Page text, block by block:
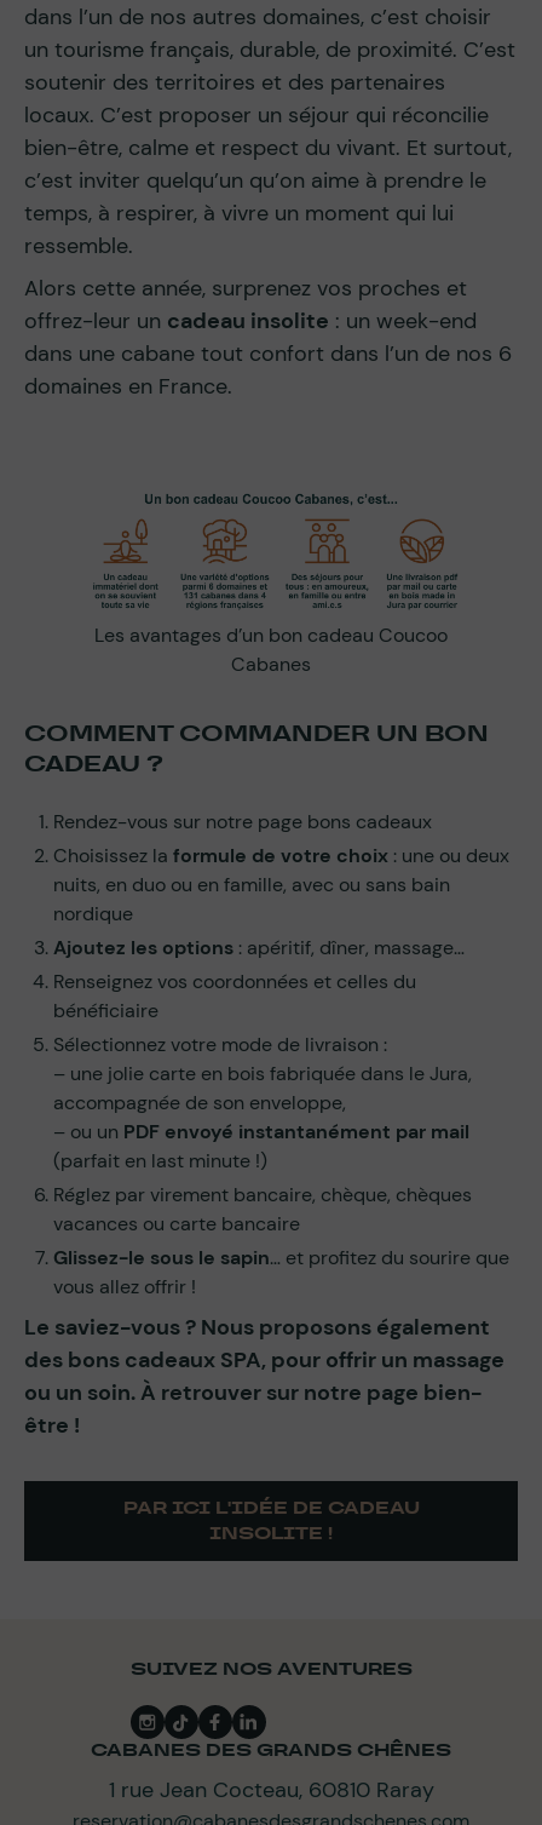
dans l’un de nos autres domaines, c’est choisir
un tourisme français, durable, de proximité. C’est
soutenir des territoires et des partenaires
locaux. C’est proposer un séjour qui réconcilie
bien-être, calme et respect du vivant. Et surtout,
c’est inviter quelqu’un qu’on aime à prendre le
temps, à respirer, à vivre un moment qui lui
ressemble.
Alors cette année, surprenez vos proches et
offrez-leur un cadeau insolite : un week-end
dans une cabane tout confort dans l’un de nos 6
domaines en France.
Les avantages d’un bon cadeau Coucoo
Cabanes
COMMENT COMMANDER UN BON
CADEAU ?
Rendez-vous sur notre page bons cadeaux
Choisissez la formule de votre choix : une ou deux
nuits, en duo ou en famille, avec ou sans bain
nordique
Ajoutez les options : apéritif, dîner, massage…
Renseignez vos coordonnées et celles du
bénéficiaire
Sélectionnez votre mode de livraison :
– une jolie carte en bois fabriquée dans le Jura,
accompagnée de son enveloppe,
– ou un PDF envoyé instantanément par mail
(parfait en last minute !)
Réglez par virement bancaire, chèque, chèques
vacances ou carte bancaire
Glissez-le sous le sapin… et profitez du sourire que
vous allez offrir !
Le saviez-vous ? Nous proposons également
des bons cadeaux SPA, pour offrir un massage
ou un soin. À retrouver sur notre page bien-
être !
PAR ICI L'IDÉE DE CADEAU
INSOLITE !
SUIVEZ NOS AVENTURES
CABANES DES GRANDS CHÊNES
1 rue Jean Cocteau, 60810 Raray